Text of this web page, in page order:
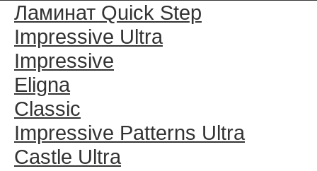
Ламинат Quick Step
Impressive Ultra
Impressive
Eligna
Classic
Impressive Patterns Ultra
Castle Ultra